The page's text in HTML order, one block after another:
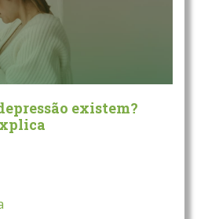
existem?